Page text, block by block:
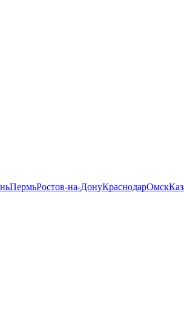
ПермьРостов-на-ДонуКраснодарОмск